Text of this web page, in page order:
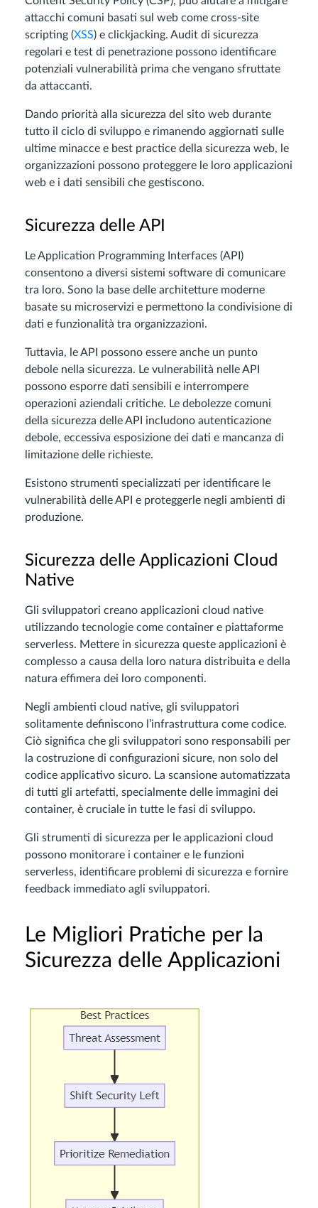
attacchi comuni basati sul web come cross-site
scripting (XSS) e clickjacking. Audit di sicurezza
regolari e test di penetrazione possono identificare
potenziali vulnerabilità prima che vengano sfruttate
da attaccanti.
Dando priorità alla sicurezza del sito web durante
tutto il ciclo di sviluppo e rimanendo aggiornati sulle
ultime minacce e best practice della sicurezza web, le
organizzazioni possono proteggere le loro applicazioni
web e i dati sensibili che gestiscono.
Sicurezza delle API
Le Application Programming Interfaces (API)
consentono a diversi sistemi software di comunicare
tra loro. Sono la base delle architetture moderne
basate su microservizi e permettono la condivisione di
dati e funzionalità tra organizzazioni.
Tuttavia, le API possono essere anche un punto
debole nella sicurezza. Le vulnerabilità nelle API
possono esporre dati sensibili e interrompere
operazioni aziendali critiche. Le debolezze comuni
della sicurezza delle API includono autenticazione
debole, eccessiva esposizione dei dati e mancanza di
limitazione delle richieste.
Esistono strumenti specializzati per identificare le
vulnerabilità delle API e proteggerle negli ambienti di
produzione.
Sicurezza delle Applicazioni Cloud
Native
Gli sviluppatori creano applicazioni cloud native
utilizzando tecnologie come container e piattaforme
serverless. Mettere in sicurezza queste applicazioni è
complesso a causa della loro natura distribuita e della
natura effimera dei loro componenti.
Negli ambienti cloud native, gli sviluppatori
solitamente definiscono l’infrastruttura come codice.
Ciò significa che gli sviluppatori sono responsabili per
la costruzione di configurazioni sicure, non solo del
codice applicativo sicuro. La scansione automatizzata
di tutti gli artefatti, specialmente delle immagini dei
container, è cruciale in tutte le fasi di sviluppo.
Gli strumenti di sicurezza per le applicazioni cloud
possono monitorare i container e le funzioni
serverless, identificare problemi di sicurezza e fornire
feedback immediato agli sviluppatori.
Le Migliori Pratiche per la
Sicurezza delle Applicazioni